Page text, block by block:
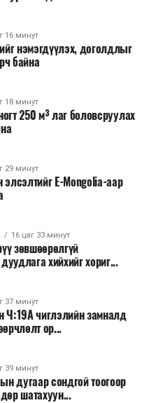
үргэлжилж байгаагийн
Вашингтон мужид
байгууллагууд ойрын
дахин огцом
төлөвтэй байгааг
унтраах ажиллагаанд
онцолжээ.
16 минут
нэмэгдүүлэх, доголдлыг
байна
18 минут
250 м³ лаг боловсруулах
29 минут
элсэлтийг E-Mongolia-аар
16 цаг 33 минут
зөвшөөрөлгүй
хийхийг хориг...
37 минут
Ч:19А чиглэлийн замналд
ор...
39 минут
дугаар сондгой тоогоор
шатахуун...